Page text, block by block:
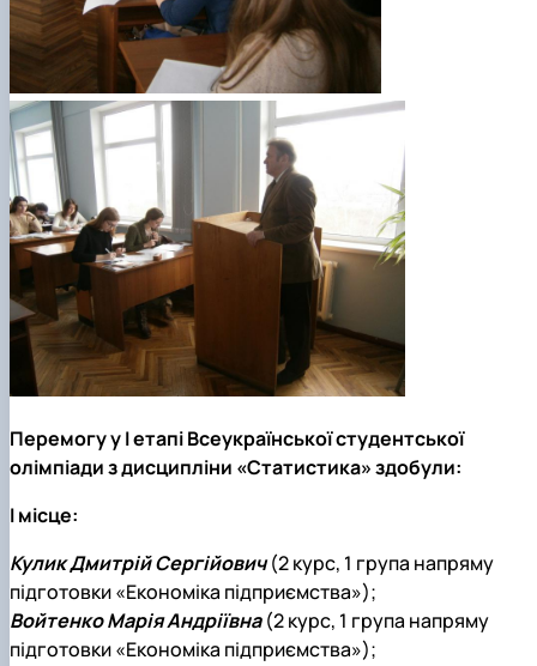
Перемогу у І етапі Всеукраїнської студентської
олімпіади з дисципліни «Статистика» здобули:
І місце:
Кулик Дмитрій Сергійович(2 курс, 1 група напряму
підготовки «Економіка підприємства»);
Войтенко Марія Андріївна(2 курс, 1 група напряму
підготовки «Економіка підприємства»);